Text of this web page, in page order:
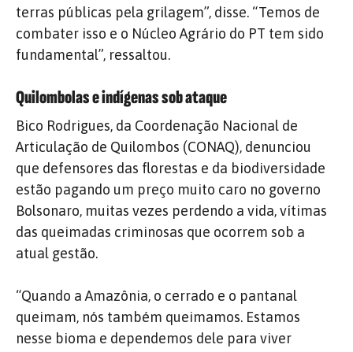
terras públicas pela grilagem”, disse. “Temos de
combater isso e o Núcleo Agrário do PT tem sido
fundamental”, ressaltou.
Quilombolas e indígenas sob ataque
Bico Rodrigues, da Coordenação Nacional de
Articulação de Quilombos (CONAQ), denunciou
que defensores das florestas e da biodiversidade
estão pagando um preço muito caro no governo
Bolsonaro, muitas vezes perdendo a vida, vítimas
das queimadas criminosas que ocorrem sob a
atual gestão.
“Quando a Amazônia, o cerrado e o pantanal
queimam, nós também queimamos. Estamos
nesse bioma e dependemos dele para viver